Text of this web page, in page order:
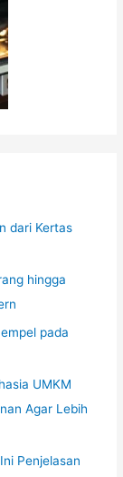
dari Kertas
hingga
pada
UMKM
Agar Lebih
Penjelasan